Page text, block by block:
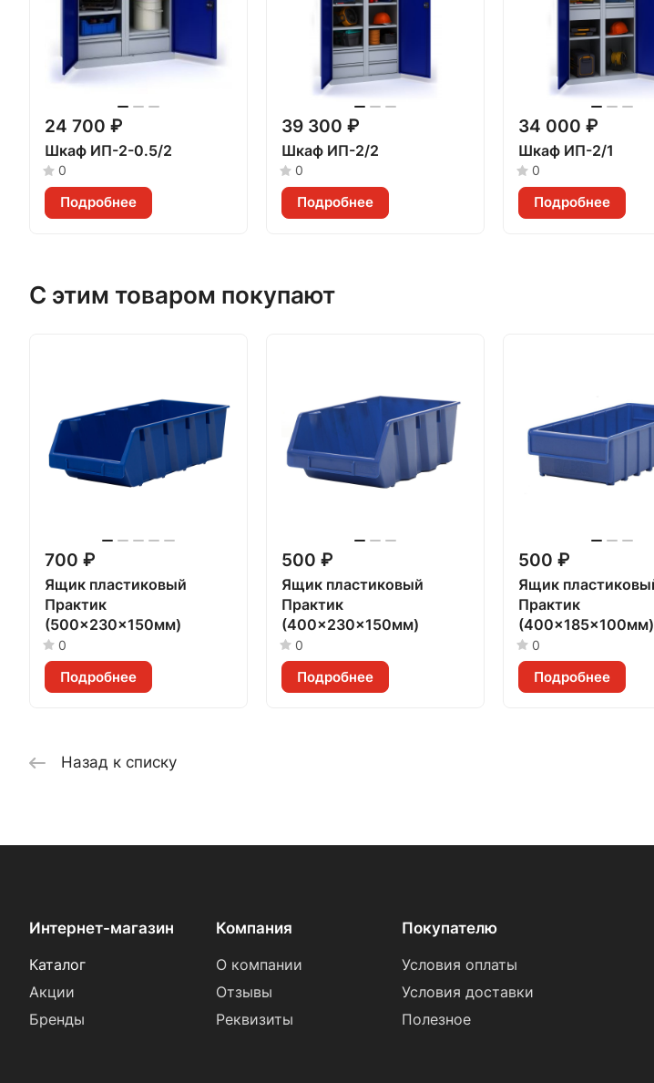
24 700 ₽
Шкаф ИП-2-0.5/2
0
Подробнее
39 300 ₽
Шкаф ИП-2/2
0
Подробнее
34 000 ₽
Шкаф ИП-2/1
0
Подробнее
С этим товаром покупают
700 ₽
Ящик пластиковый
Практик
(500x230x150мм)
0
Подробнее
500 ₽
Ящик пластиковый
Практик
(400x230x150мм)
0
Подробнее
500 ₽
Ящик
Практик
(400x185x100мм)
0
Подробнее
Назад к списку
Интернет-магазин
Каталог
Акции
Бренды
Компания
О компании
Отзывы
Реквизиты
Покупателю
Условия оплаты
Условия доставки
Полезное